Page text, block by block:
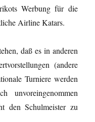
Werbung für die
Airline Katars.
daß es in anderen
(andere
Turniere werden
unvoreingenommen
den Schulmeister zu